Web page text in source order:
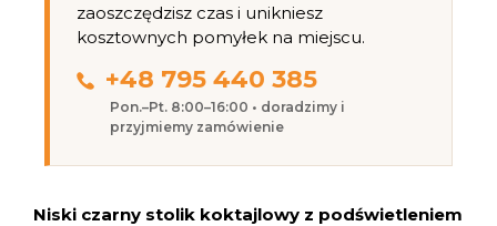
zaoszczędzisz czas i unikniesz
kosztownych pomyłek na miejscu.
+48 795 440 385
Pon.–Pt. 8:00–16:00 • doradzimy i
przyjmiemy zamówienie
Niski czarny stolik koktajlowy z podświetleniem